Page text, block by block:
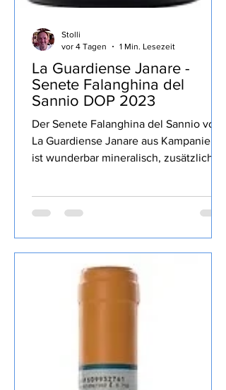
La Guardiense Janare -
Sannio DOP 2023
Der Senete Falanghina del Sannio von
habe ich den Wein bei Televino.
Stolli
vor 4 Tagen
1 Min. Lesezeit